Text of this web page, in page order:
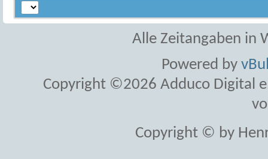
Alle Zeitangaben in
Powered by
Copyright ©2026 Adduco Digital
Copyright © by